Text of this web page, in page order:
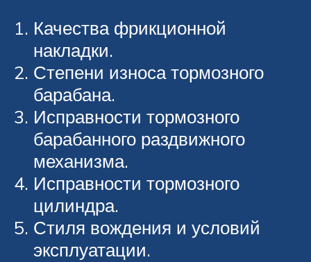
Качества фрикционной
накладки.
Степени износа тормозного
барабана.
Исправности тормозного
барабанного раздвижного
механизма.
Исправности тормозного
цилиндра.
Стиля вождения и условий
эксплуатации.